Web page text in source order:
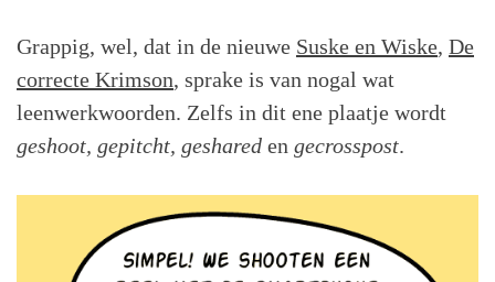
Grappig, wel, dat in de nieuwe Suske en Wiske, De
correcte Krimson, sprake is van nogal wat
leenwerkwoorden. Zelfs in dit ene plaatje wordt
geshoot, gepitcht, geshared en gecrosspost.